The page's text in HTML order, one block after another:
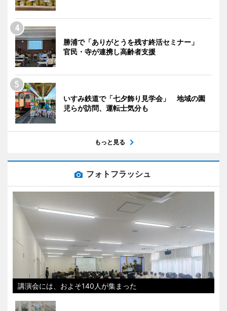
勝浦で「ありがとうを残す終活セミナー」
官民・寺が連携し高齢者支援
いすみ鉄道で「七夕飾り見学会」 地域の園
児らが訪問、運転士気分も
もっと見る
フォトフラッシュ
講演会には、およそ140人が集まった